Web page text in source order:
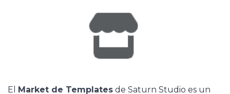
El Market de Templates de Saturn Studio es un